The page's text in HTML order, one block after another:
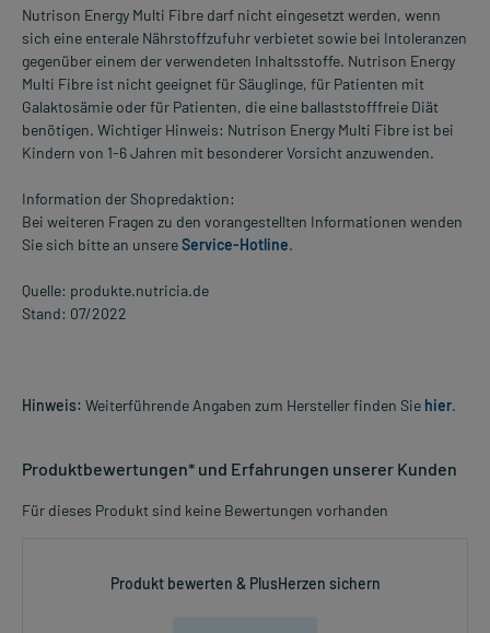
Nutrison Energy Multi Fibre darf nicht eingesetzt werden, wenn
sich eine enterale Nährstoffzufuhr verbietet sowie bei Intoleranzen
gegenüber einem der verwendeten Inhaltsstoffe. Nutrison Energy
Multi Fibre ist nicht geeignet für Säuglinge, für Patienten mit
Galaktosämie oder für Patienten, die eine ballaststofffreie Diät
benötigen. Wichtiger Hinweis: Nutrison Energy Multi Fibre ist bei
Kindern von 1-6 Jahren mit besonderer Vorsicht anzuwenden.
Information der Shopredaktion:
Bei weiteren Fragen zu den vorangestellten Informationen wenden
Sie sich bitte an unsereService-Hotline.
Quelle: produkte.nutricia.de
Stand: 07/2022
Hinweis: Weiterführende Angaben zum Hersteller finden Sie hier.
Produktbewertungen* und Erfahrungen unserer Kunden
Für dieses Produkt sind keine Bewertungen vorhanden
Produkt bewerten & PlusHerzen sichern